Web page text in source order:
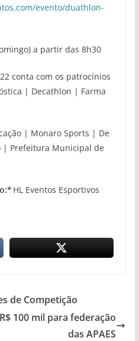
evento/duathlon-
a partir das 8h30
conta com os patrocínios
| Decathlon | Farma
| Monaro Sports | De
Prefeitura Municipal de
HL Eventos Esportivos
de Competição
100 mil para federação
das APAES